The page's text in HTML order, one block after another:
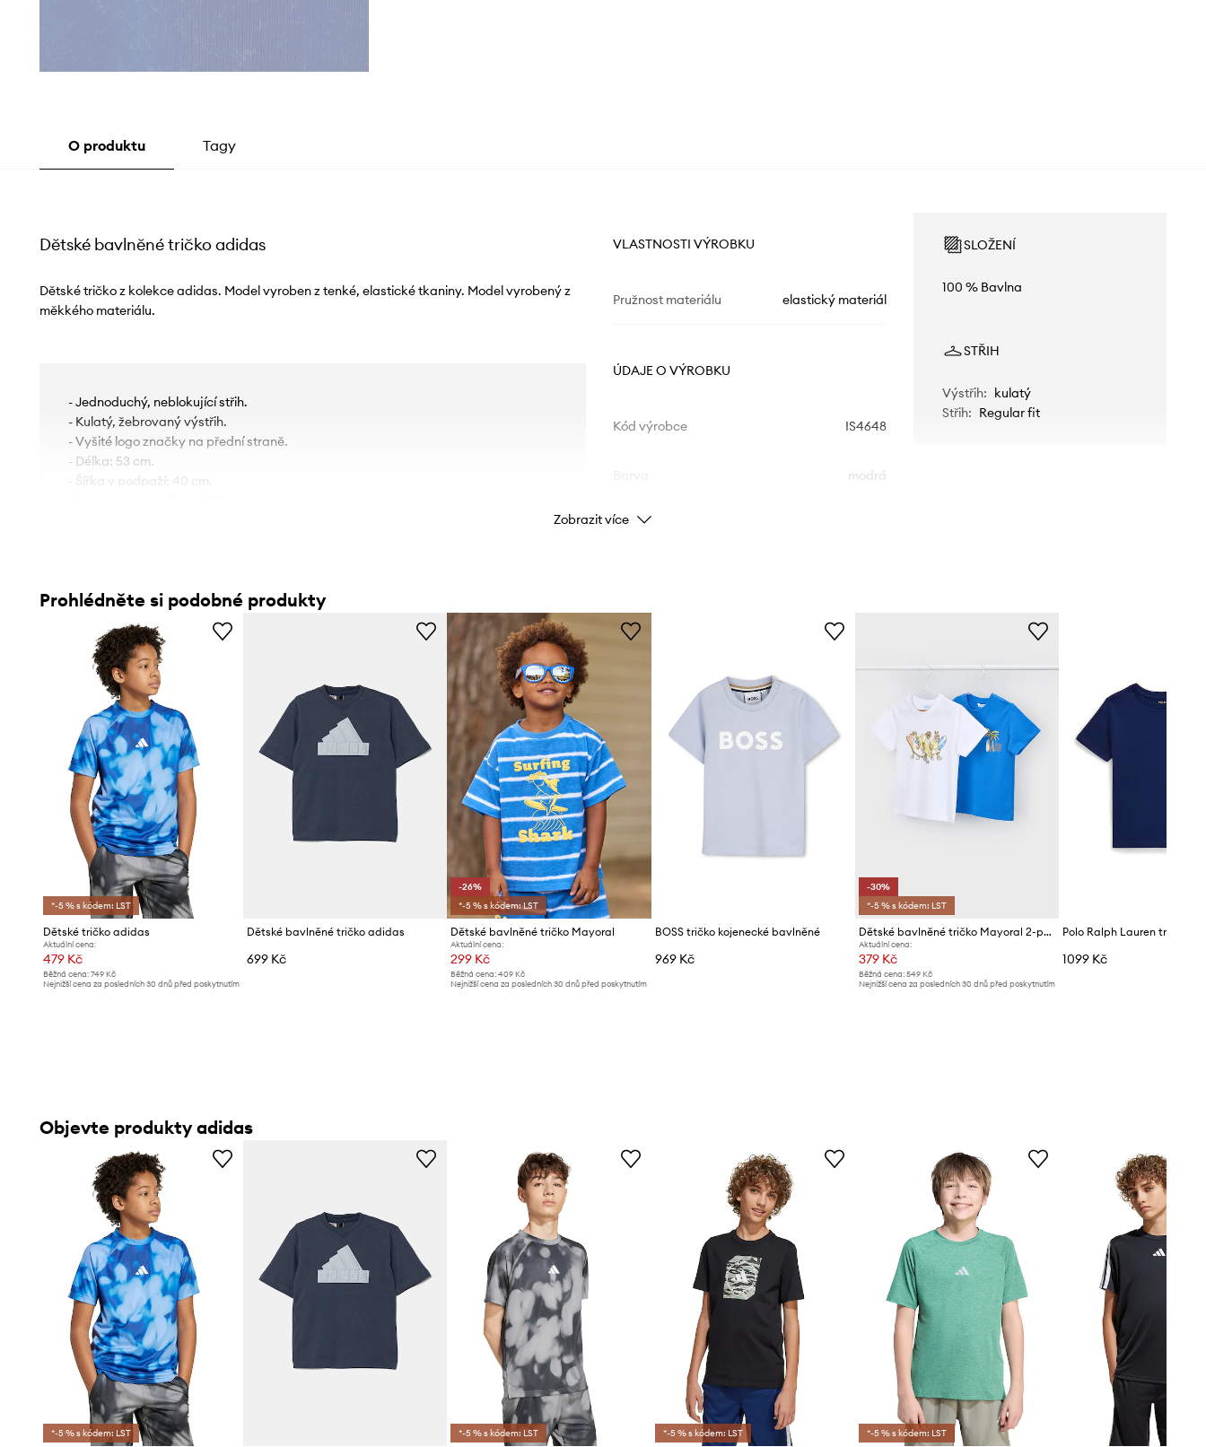
O produktu Tagy
Dětské bavlněné tričko adidas
Dětské tričko z kolekce adidas. Model vyroben z tenké, elastické tkaniny. Model vyrobený z
měkkého materiálu.
- Jednoduchý, neblokující střih.
- Kulatý, žebrovaný výstřih.
- Vyšité logo značky na přední straně.
- Délka: 53 cm.
- Šířka v podpaží: 40 cm.
VLASTNOSTI VÝROBKU
Pružnost materiálu elastický materiál
ÚDAJE O VÝROBKU
Kód výrobce IS4648
modrá
Značka
ID produktu
SLOŽENÍ
100 % Bavlna
STŘIH
Výstřih: kulatý
Střih: Regular fit
Zobrazit více
Prohlédněte si podobné produkty
*-5 % s kódem: LST
Dětské tričko adidas
Aktuální cena:
479 Kč
Běžná cena: 749 Kč
Nejnižší cena za posledních 30 dnů před poskytnutím
Dětské bavlněné tričko adidas
699 Kč
-26%
*-5 % s kódem: LST
Dětské bavlněné tričko Mayoral
Aktuální cena:
299 Kč
Běžná cena: 409 Kč
Nejnižší cena za posledních 30 dnů před poskytnutím
BOSS tričko kojenecké bavlněné
969 Kč
-30%
*-5 % s kódem: LST
Dětské bavlněné tričko Mayoral 2-pack
Aktuální cena:
379 Kč
Běžná cena:549 Kč
Nejnižší cena za posledních 30 dnů před poskytnutím
1099 Kč
Objevte produkty adidas
*-5 % s kódem: LST *-5 % s kódem: LST *-5 % s kódem: LST *-5 % s kódem: LST